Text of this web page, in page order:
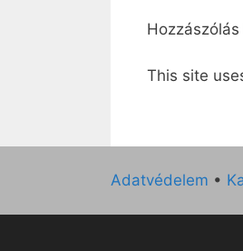
This site
Adatvédelem •